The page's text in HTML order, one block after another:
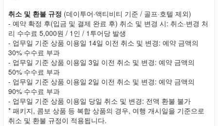
취소 및 환불 규정 (데이투어·액티비티 기준 / 골프·호텔 제외)
- 예약 확정 후(입금 및 결제 완료 후) 취소 및 변경 시: 취소·변경 처
리 수수료 5,000원 / 1인 / 1투어당 발생
- 업무일 기준 상품 이용일 14일 이전 취소 및 변경: 예약 금액의
30% 수수료 부과
- 업무일 기준 상품 이용일 3일 이전 취소 및 변경: 예약 금액의
50% 수수료 부과
- 업무일 기준 상품 이용일 2일 이전 취소 및 변경: 예약 금액의
90% 수수료 부과
- 업무일 기준 상품 이용일 당일 취소 및 변경: 전액 환불 불가
* 패키지, 콤보 상품 등 복합 상품의 경우, 여행 개시일을 기준으로
취소 및 환불 규정이 적용됩니다.